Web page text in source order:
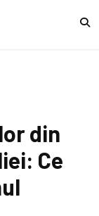
din
Ce